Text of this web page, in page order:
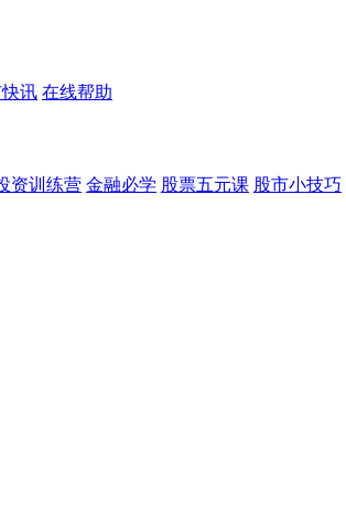
讯 在线帮助
资训练营 金融必学 股票五元课 股市小技巧